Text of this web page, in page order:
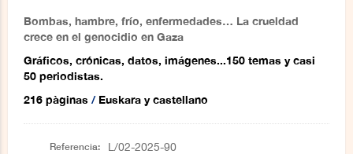
Bombas, hambre, frío, enfermedades… La crueldad
crece en el genocidio en Gaza
Gráficos, crónicas, datos, imágenes...150 temas y casi
50 periodistas.
216 pàginas / Euskara y castellano
Referencia: L/02-2025-90